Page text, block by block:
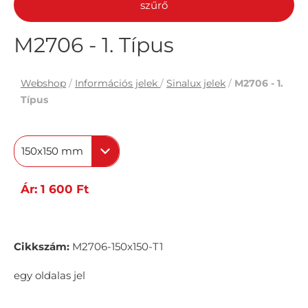
szűrő
M2706 - 1. Típus
Webshop / Információs jelek / Sinalux jelek / M2706 - 1.
Típus
150x150 mm
Ár: 1 600 Ft
Cikkszám: M2706-150x150-T1
egy oldalas jel